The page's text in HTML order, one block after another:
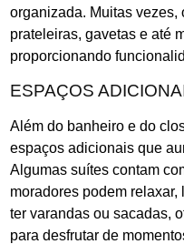
organizada. Muitas
prateleiras, gavetas e até
proporcionando
ESPAÇOS
Além do banheiro e do
espaços adicionais que
Algumas suítes contam
moradores podem
ter varandas ou sacadas,
para desfrutar de